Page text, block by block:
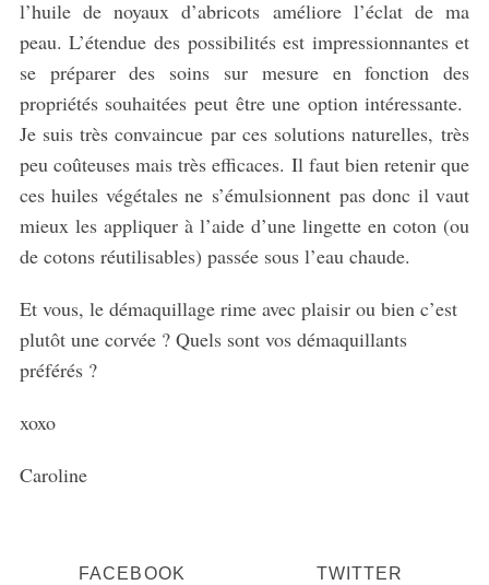
l’huile de noyaux d’abricots améliore l’éclat de ma
peau. L’étendue des possibilités est impressionnantes et
se préparer des soins sur mesure en fonction des
propriétés souhaitées peut être une option intéressante.
Je suis très convaincue par ces solutions naturelles, très
peu coûteuses mais très efficaces. Il faut bien retenir que
ces huiles végétales ne s’émulsionnent pas donc il vaut
mieux les appliquer à l’aide d’une lingette en coton (ou
de cotons réutilisables) passée sous l’eau chaude.
Et vous, le démaquillage rime avec plaisir ou bien c’est
plutôt une corvée ? Quels sont vos démaquillants
préférés ?
xoxo
Caroline
FACEBOOK TWITTER